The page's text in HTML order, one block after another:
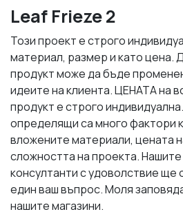
Leaf Frieze 2
Този проект е строго
материал, размер и като цена.
продукт може да бъде
идеите на клиента. ЦЕНАТА на
продукт е строго
определящи са много фактори
вложените материали, цената
сложността на проекта.
консултанти с удоволствие ще
един ваш въпрос. Моля
нашите магазини.